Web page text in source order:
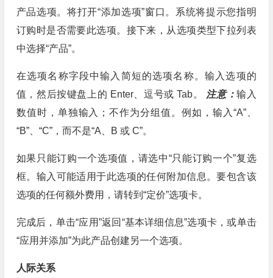
产品选项。将打开“添加选项”窗口。系统将提示您指明
订购时是否需要此选项。接下来，从选项类型下拉列表
中选择“产品”。
在选项名称字段中输入简短的选项名称。输入选项的
值，然后按键盘上的 Enter、逗号或 Tab。 注意：输入
数值时，单独输入；不作为分组值。例如，输入“A”、
“B”、“C”，而不是“A、B 或 C”。
如果只能订购一个选项值，请选中“只能订购一个”复选
框。输入可能适用于此选项的任何附加信息。要包含该
选项的任何额外费用，请转到“定价”选项卡。
完成后，单击“应用”返回“基本详细信息”选项卡，或单击
“应用并添加”为此产品创建另一个选项。
人际关系